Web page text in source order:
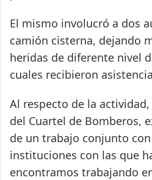
El mismo involucró a dos
camión cisterna, dejando
heridas de diferente nivel
cuales recibieron
Al respecto de la
del Cuartel de Bomberos,
de un trabajo conjunto
instituciones con las que
encontramos trabajando